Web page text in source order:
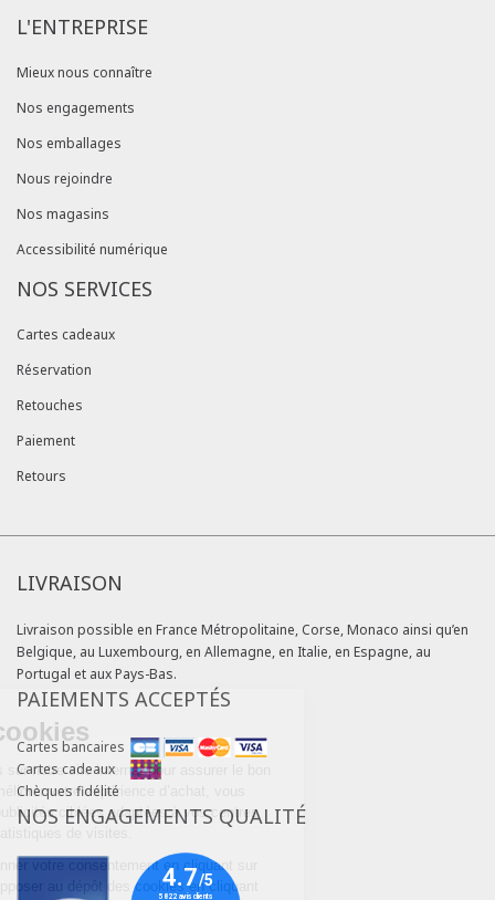
Continuer sans accepter
Gestion des cookies
Nous utilisons des cookies sur notre site internet pour assurer le bon
fonctionnement du site, améliorer votre expérience d’achat, vous
proposer des services et publicités ciblées adaptées à vos centres
Vous pouvez choisir de donner votre consentement en cliquant sur
« Accepter » ou de vous opposer au dépôt des cookies en cliquant
L'ENTREPRISE
Mieux nous connaître
Nos engagements
Nos emballages
Nous rejoindre
Nos magasins
Accessibilité numérique
NOS SERVICES
Cartes cadeaux
Réservation
Retouches
Paiement
Retours
LIVRAISON
Livraison possible en France Métropolitaine, Corse, Monaco ainsi qu’en
Belgique, au Luxembourg, en Allemagne, en Italie, en Espagne, au
Portugal et aux Pays-Bas.
PAIEMENTS ACCEPTÉS
Cartes bancaires
Cartes cadeaux
Chèques fidélité
NOS ENGAGEMENTS QUALITÉ